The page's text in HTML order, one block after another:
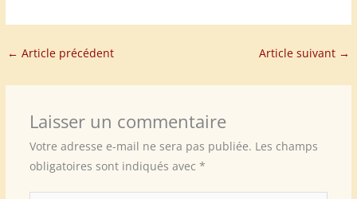
← Article précédent Article suivant →
Laisser un commentaire
Votre adresse e-mail ne sera pas publiée. Les champs
obligatoires sont indiqués avec *